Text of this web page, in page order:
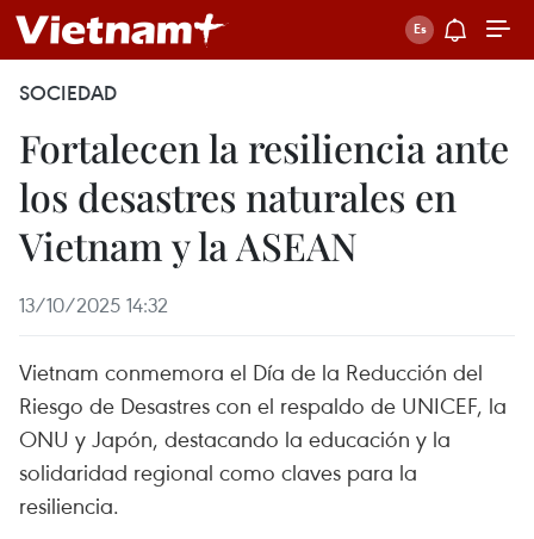
SOCIEDAD
Fortalecen la resiliencia ante
los desastres naturales en
Vietnam y la ASEAN
13/10/2025 14:32
Vietnam conmemora el Día de la Reducción del
Riesgo de Desastres con el respaldo de UNICEF, la
ONU y Japón, destacando la educación y la
solidaridad regional como claves para la
resiliencia.